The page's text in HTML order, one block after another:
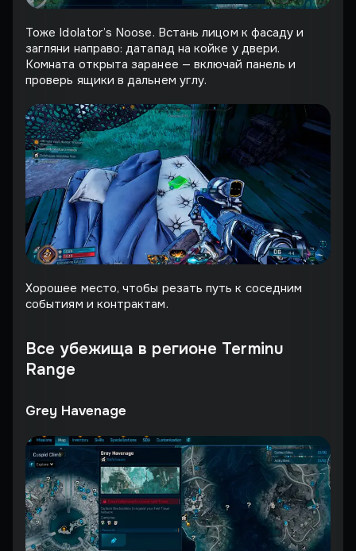
Тоже Idolator’s Noose. Встань лицом к фасаду и
загляни направо: датапад на койке у двери.
Комната открыта заранее — включай панель и
проверь ящики в дальнем углу.
Хорошее место, чтобы резать путь к соседним
событиям и контрактам.
Все убежища в регионе Terminu
Range
Grey Havenage